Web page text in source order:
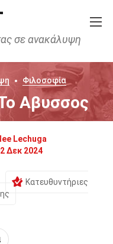
σε ανακάλυψη
Φιλοσοφία
Αβυσσος
Lechuga
Δεκ 2024
Κατευθυντήριες